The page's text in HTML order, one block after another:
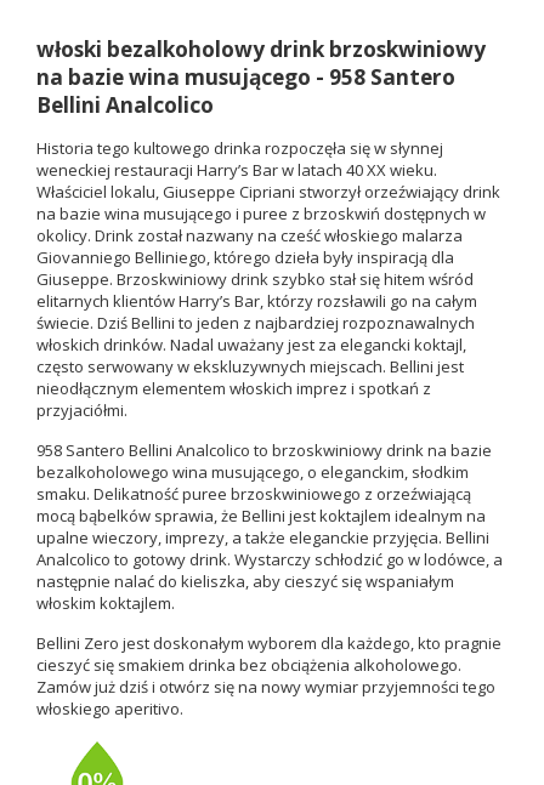
włoski bezalkoholowy drink brzoskwiniowy
na bazie wina musującego - 958 Santero
Bellini Analcolico
Historia tego kultowego drinka rozpoczęła się w słynnej
weneckiej restauracji Harry’s Bar w latach 40 XX wieku.
Właściciel lokalu, Giuseppe Cipriani stworzył orzeźwiający drink
na bazie wina musującego i puree z brzoskwiń dostępnych w
okolicy. Drink został nazwany na cześć włoskiego malarza
Giovanniego Belliniego, którego dzieła były inspiracją dla
Giuseppe. Brzoskwiniowy drink szybko stał się hitem wśród
elitarnych klientów Harry’s Bar, którzy rozsławili go na całym
świecie. Dziś Bellini to jeden z najbardziej rozpoznawalnych
włoskich drinków. Nadal uważany jest za elegancki koktajl,
często serwowany w ekskluzywnych miejscach. Bellini jest
nieodłącznym elementem włoskich imprez i spotkań z
przyjaciółmi.
958 Santero Bellini Analcolico to brzoskwiniowy drink na bazie
bezalkoholowego wina musującego, o eleganckim, słodkim
smaku. Delikatność puree brzoskwiniowego z orzeźwiającą
mocą bąbelków sprawia, że Bellini jest koktajlem idealnym na
upalne wieczory, imprezy, a także eleganckie przyjęcia. Bellini
Analcolico to gotowy drink. Wystarczy schłodzić go w lodówce, a
następnie nalać do kieliszka, aby cieszyć się wspaniałym
włoskim koktajlem.
Bellini Zero jest doskonałym wyborem dla każdego, kto pragnie
cieszyć się smakiem drinka bez obciążenia alkoholowego.
Zamów już dziś i otwórz się na nowy wymiar przyjemności tego
włoskiego aperitivo.